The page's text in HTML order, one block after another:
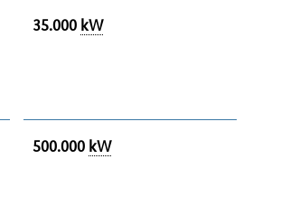
35.000 kW
500.000 kW